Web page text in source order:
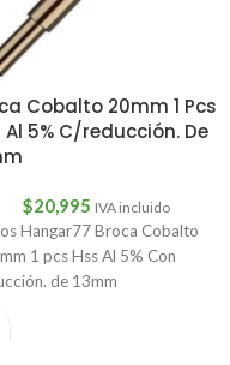
Cobalto 20mm 1 Pcs
Al 5% C/reducción. De
$20,995 IVA incluido
Hangar77 Broca Cobalto
1 pcs Hss Al 5% Con
de 13mm